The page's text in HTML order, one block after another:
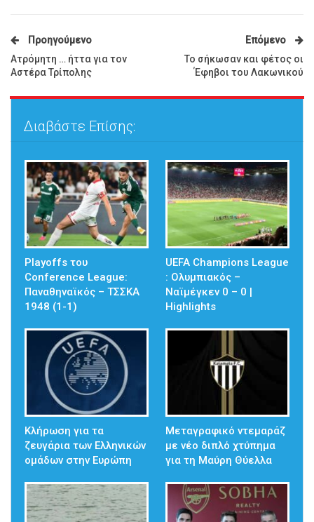
Προηγούμενο
Ατρόμητη … ήττα για τον
Αστέρα Τρίπολης
Επόμενο
Το σήκωσαν και φέτος οι
Έφηβοι του Λακωνικού
Διαβάστε Επίσης:
Playoffs του
Conference League:
Παναθηναϊκός – ΤΣΣΚΑ
1948 (1-1)
UEFA Champions League
: Ολυμπιακός –
Ναϊμέγκεν 0 – 0 |
Highlights
Κλήρωση για τα
ζευγάρια των Ελληνικών
ομάδων στην Ευρώπη
Μεταγραφικό ντεμαράζ
με νέο διπλό χτύπημα
για τη Μαύρη Θύελλα